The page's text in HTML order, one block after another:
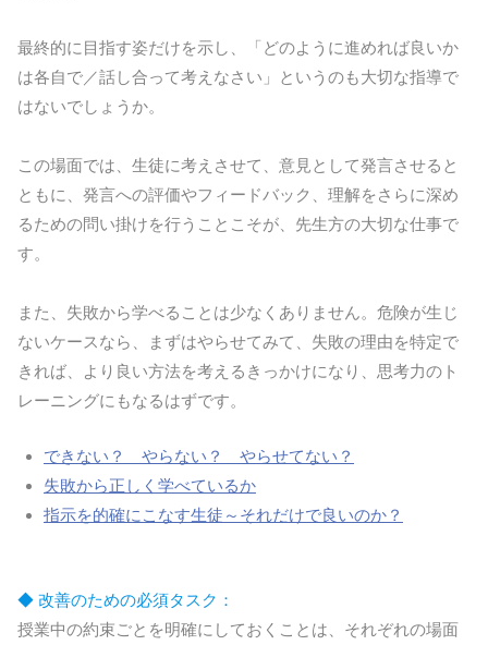
最終的に目指す姿だけを示し、「どのように進めれば良いか
は各自で／話し合って考えなさい」というのも大切な指導で
はないでしょうか。
この場面では、生徒に考えさせて、意見として発言させると
ともに、発言への評価やフィードバック、理解をさらに深め
るための問い掛けを行うことこそが、先生方の大切な仕事で
す。
また、失敗から学べることは少なくありません。危険が生じ
ないケースなら、まずはやらせてみて、失敗の理由を特定で
きれば、より良い方法を考えるきっかけになり、思考力のト
レーニングにもなるはずです。
できない？ やらない？ やらせてない？
失敗から正しく学べているか
指示を的確にこなす生徒～それだけで良いのか？
◆ 改善のための必須タスク：
授業中の約束ごとを明確にしておくことは、それぞれの場面